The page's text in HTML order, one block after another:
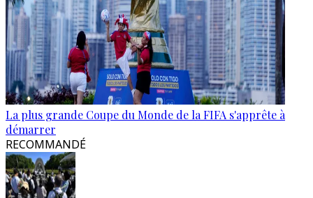
La plus grande Coupe du Monde de la FIFA s'apprête à
démarrer
RECOMMANDÉ